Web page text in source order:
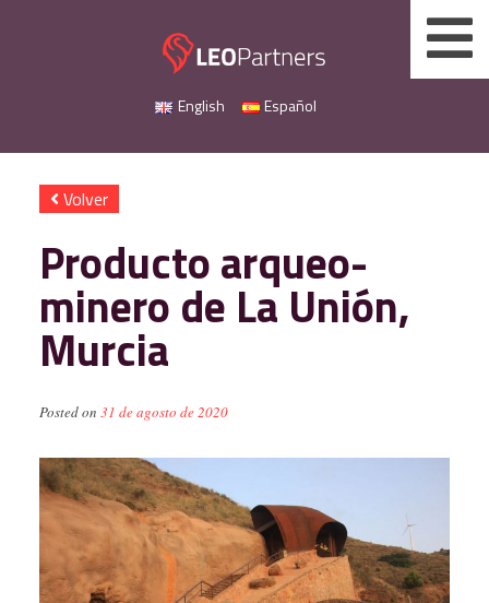
English Español
Volver
Producto arqueo-
minero de La Unión,
Murcia
Posted on 31 de agosto de 2020